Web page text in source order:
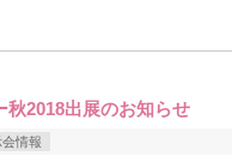
秋2018出展のお知らせ
会情報